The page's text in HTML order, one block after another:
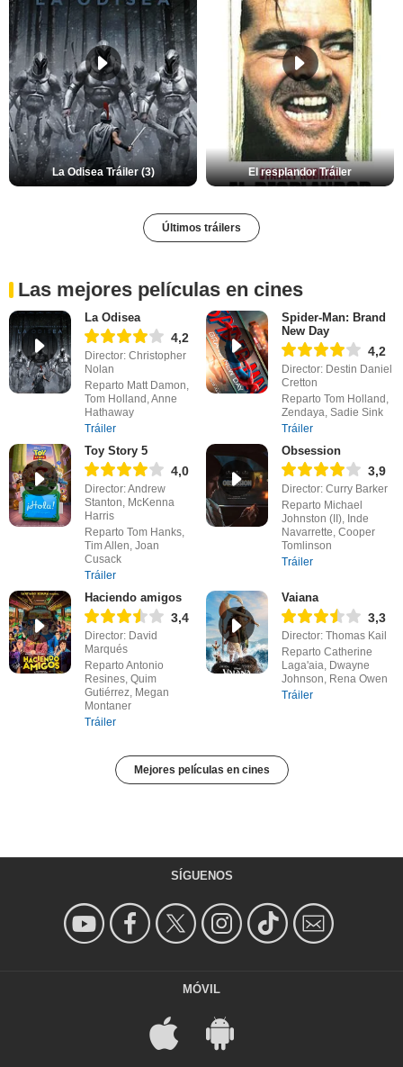
La Odisea Tráiler (3) El resplandor Tráiler
Últimos tráilers
Las mejores películas en cines
La Odisea
4,2
Director: Christopher
Nolan
Reparto Matt Damon,
Tom Holland, Anne
Hathaway
Tráiler
Spider-Man: Brand
New Day
4,2
Director: Destin Daniel
Cretton
Reparto Tom Holland,
Zendaya, Sadie Sink
Tráiler
Toy Story 5
4,0
Director: Andrew
Stanton, McKenna
Harris
Reparto Tom Hanks,
Tim Allen, Joan
Cusack
Tráiler
Obsession
3,9
Director: Curry Barker
Reparto Michael
Johnston (II), Inde
Navarrette, Cooper
Tomlinson
Tráiler
Haciendo amigos
3,4
Director: David
Marqués
Reparto Antonio
Resines, Quim
Gutiérrez, Megan
Montaner
Tráiler
Vaiana
3,3
Director: Thomas Kail
Reparto Catherine
Laga'aia, Dwayne
Johnson, Rena Owen
Tráiler
Mejores películas en cines
SÍGUENOS
MÓVIL